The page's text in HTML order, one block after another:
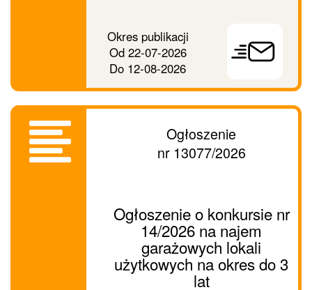
Okres publikacji
Od22-07-2026
Do 12-08-2026
dalej
Ogłoszenie
nr 13077/2026
Ogłoszenie o konkursie nr
14/2026 na najem
garażowych lokali
użytkowych na okres do 3
lat